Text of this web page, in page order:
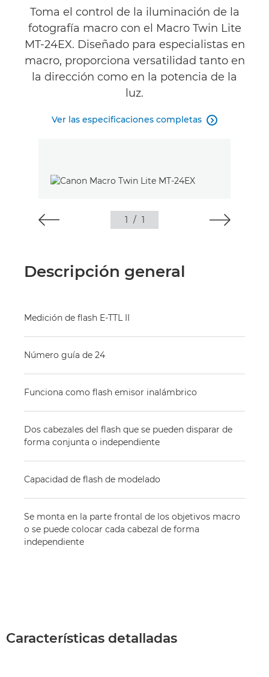
Toma el control de la iluminación de la
fotografía macro con el Macro Twin Lite
MT-24EX. Diseñado para especialistas en
macro, proporciona versatilidad tanto en
la dirección como en la potencia de la
luz.
Ver las especificaciones completas 
1 / 1
Descripción general
Medición de flash E-TTL II
Número guía de 24
Funciona como flash emisor inalámbrico
Dos cabezales del flash que se pueden disparar de
forma conjunta o independiente
Capacidad de flash de modelado
Se monta en la parte frontal de los objetivos macro
o se puede colocar cada cabezal de forma
independiente
Características detalladas